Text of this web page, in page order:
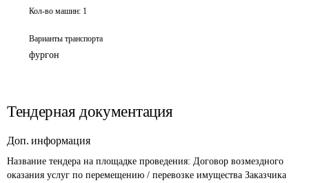
Кол-во машин: 1
Варианты транспорта
фургон
Тендерная документация
Доп. информация
Название тендера на площадке проведения: Договор возмездного
оказания услуг по перемещению / перевозке имущества Заказчика